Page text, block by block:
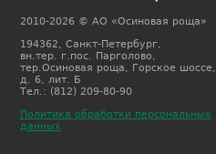
2010-2026 © АО «Осиновая роща»
194362, Санкт-Петербург,
вн.тер. г.пос. Парголово,
тер.Осиновая роща, Горское шоссе,
д. 6, лит. Б
Тел.: (812) 209-80-90
Политика обработки персональных
данных